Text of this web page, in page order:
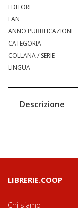
EDITORE
EAN
ANNO PUBBLICAZIONE
CATEGORIA
COLLANA / SERIE
LINGUA
Descrizione
LIBRERIE.COOP
Chi siamo